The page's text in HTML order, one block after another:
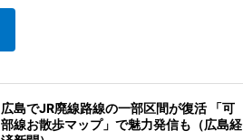
広島でJR廃線路線の一部区間が復活 「可
部線お散歩マップ」で魅力発信も（広島経